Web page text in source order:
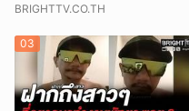
BRIGHTTV.CO.TH
03